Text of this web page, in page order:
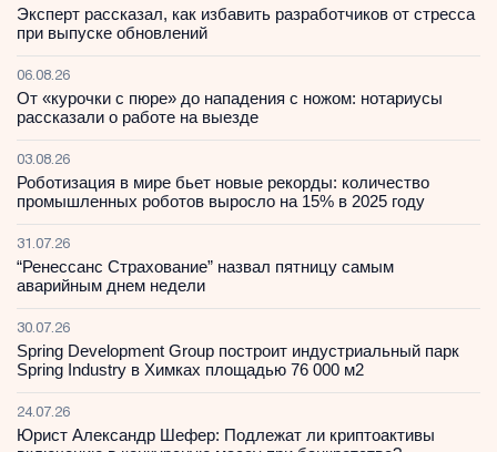
Эксперт рассказал, как избавить разработчиков от стресса
при выпуске обновлений
06.08.26
От «курочки с пюре» до нападения с ножом: нотариусы
рассказали о работе на выезде
03.08.26
Роботизация в мире бьет новые рекорды: количество
промышленных роботов выросло на 15% в 2025 году
31.07.26
“Ренессанс Страхование” назвал пятницу самым
аварийным днем недели
30.07.26
Spring Development Group построит индустриальный парк
Spring Industry в Химках площадью 76 000 м2
24.07.26
Юрист Александр Шефер: Подлежат ли криптоактивы